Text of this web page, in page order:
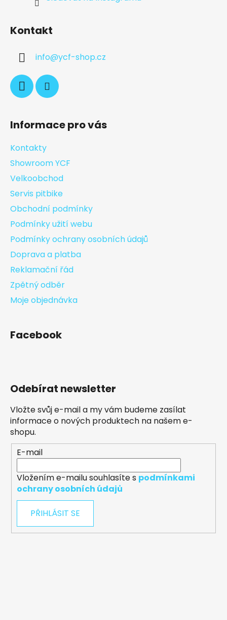
Kontakt
info@ycf-shop.cz
Informace pro vás
Kontakty
Showroom YCF
Velkoobchod
Servis pitbike
Obchodní podmínky
Podmínky užití webu
Podmínky ochrany osobních údajů
Doprava a platba
Reklamační řád
Zpětný odběr
Moje objednávka
Facebook
Odebírat newsletter
Vložte svůj e-mail a my vám budeme zasílat
informace o nových produktech na našem e-
shopu.
E-mail
Vložením e-mailu souhlasíte s podmínkami
ochrany osobních údajů
PŘIHLÁSIT SE